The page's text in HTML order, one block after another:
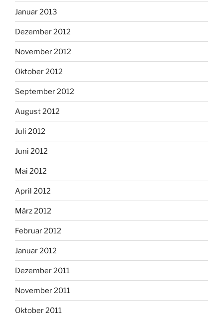
Januar 2013
Dezember 2012
November 2012
Oktober 2012
September 2012
August 2012
Juli 2012
Juni 2012
Mai 2012
April 2012
März 2012
Februar 2012
Januar 2012
Dezember 2011
November 2011
Oktober 2011